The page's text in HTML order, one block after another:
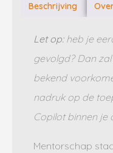
Beschrijving
Let op:heb je
gevolgd? Dan
bekend
nadruk op de
Copilot binnen je
Mentorschap